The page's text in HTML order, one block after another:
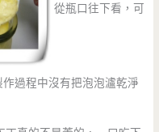
從瓶口往下看，可
過程中沒有把泡泡瀘乾淨